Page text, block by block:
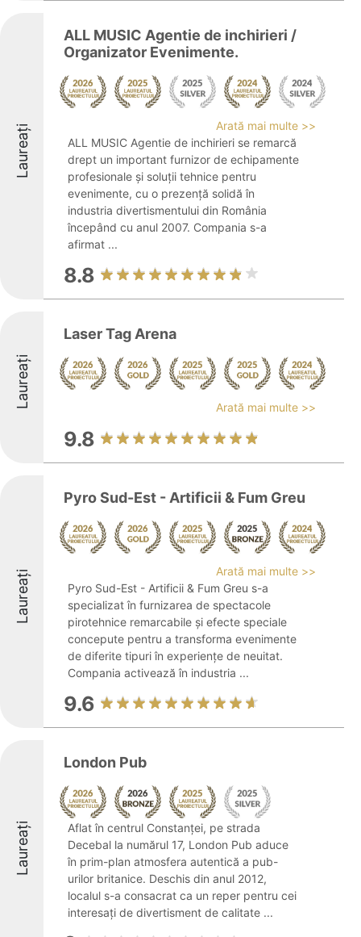
Laureați
ALL MUSIC Agentie de inchirieri /
Organizator Evenimente.
Arată mai multe >>
ALL MUSIC Agentie de inchirieri se remarcă
drept un important furnizor de echipamente
profesionale și soluții tehnice pentru
evenimente, cu o prezență solidă în
industria divertismentului din România
începând cu anul 2007. Compania s-a
afirmat ...
8.8
Laureați
Laser Tag Arena
Arată mai multe >>
9.8
Laureați
Pyro Sud-Est - Artificii & Fum Greu
Arată mai multe >>
Pyro Sud-Est - Artificii & Fum Greu s-a
specializat în furnizarea de spectacole
pirotehnice remarcabile și efecte speciale
concepute pentru a transforma evenimente
de diferite tipuri în experiențe de neuitat.
Compania activează în industria ...
9.6
Laureați
London Pub
Aflat în centrul Constanței, pe strada
Decebal la numărul 17, London Pub aduce
în prim-plan atmosfera autentică a pub-
urilor britanice. Deschis din anul 2012,
localul s-a consacrat ca un reper pentru cei
interesați de divertisment de calitate ...